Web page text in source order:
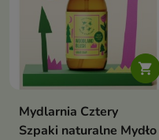

Mydlarnia Cztery
Szpaki naturalne Mydło